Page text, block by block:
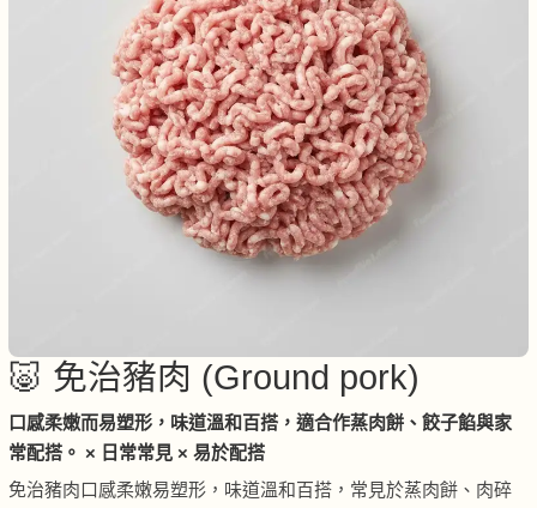
🐷 免治豬肉 (Ground pork)
口感柔嫩而易塑形，味道溫和百搭，適合作蒸肉餅、餃子餡與家
常配搭。 × 日常常見 × 易於配搭
免治豬肉口感柔嫩易塑形，味道溫和百搭，常見於蒸肉餅、肉碎